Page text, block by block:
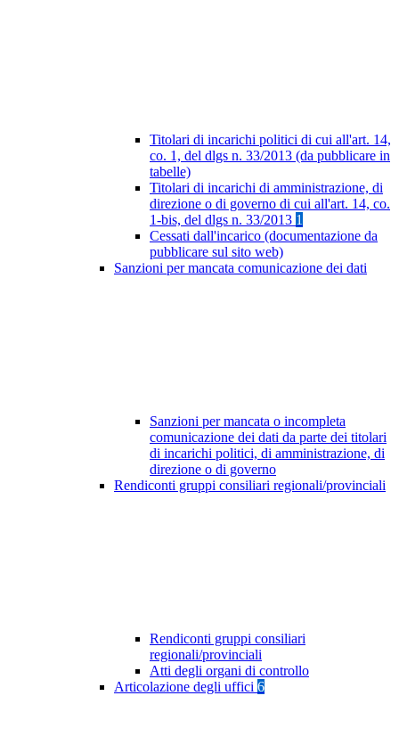
Titolari di incarichi politici di cui all'art. 14,
co. 1, del dlgs n. 33/2013 (da pubblicare in
tabelle)
Titolari di incarichi di amministrazione, di
direzione o di governo di cui all'art. 14, co.
1-bis, del dlgs n. 33/2013 1
Cessati dall'incarico (documentazione da
pubblicare sul sito web)
Sanzioni per mancata comunicazione dei dati
Sanzioni per mancata o incompleta
comunicazione dei dati da parte dei titolari
di incarichi politici, di amministrazione, di
direzione o di governo
Rendiconti gruppi consiliari regionali/provinciali
Rendiconti gruppi consiliari
regionali/provinciali
Atti degli organi di controllo
Articolazione degli uffici 6